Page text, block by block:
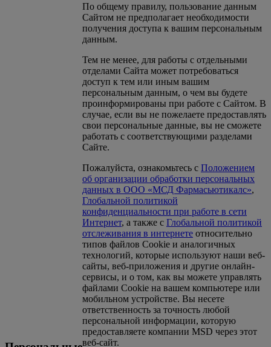
По общему правилу, пользование данным
Сайтом не предполагает необходимости
получения доступа к вашим персональным
данным.
Тем не менее, для работы с отдельными
отделами Сайта может потребоваться
доступ к тем или иным вашим
персональным данным, о чем вы будете
проинформированы при работе с Сайтом. В
случае, если вы не пожелаете предоставлять
свои персональные данные, вы не сможете
работать с соответствующими разделами
Сайте.
Пожалуйста, ознакомьтесь с Положением
об организации обработки персональных
данных в ООО «МСД Фармасьютикалс»,
Глобальной политикой
конфиденциальности при работе в сети
Интернет, а также с Глобальной политикой
отслеживания в интернете относительно
типов файлов Cookie и аналогичных
технологий, которые используют наши веб-
сайты, веб-приложения и другие онлайн-
сервисы, и о том, как вы можете управлять
файлами Cookie на вашем компьютере или
мобильном устройстве. Вы несете
ответственность за точность любой
персональной информации, которую
предоставляете компании MSD через этот
веб-сайт.